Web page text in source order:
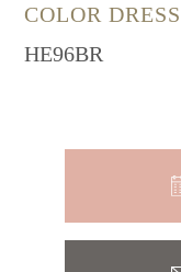
COLOR DRESS
HE96BR